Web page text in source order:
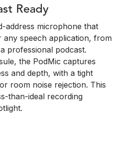
Ready
address microphone that
any speech application, from
professional podcast.
the PodMic captures
and depth, with a tight
room noise rejection. This
than-ideal recording